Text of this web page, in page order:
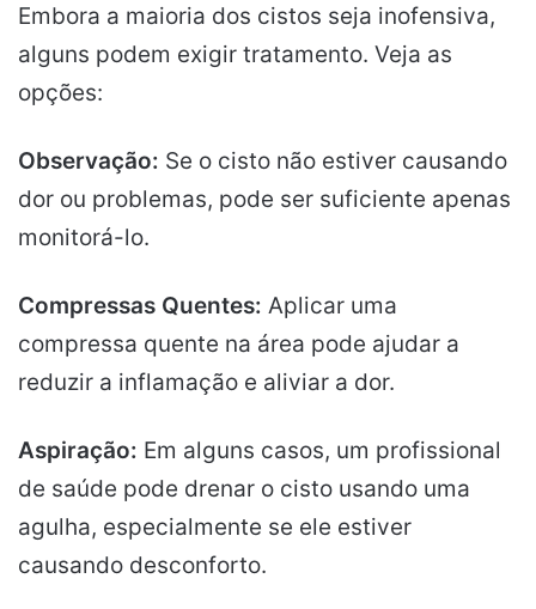
Embora a maioria dos cistos seja inofensiva,
alguns podem exigir tratamento. Veja as
opções:
Observação: Se o cisto não estiver causando
dor ou problemas, pode ser suficiente apenas
monitorá-lo.
Compressas Quentes: Aplicar uma
compressa quente na área pode ajudar a
reduzir a inflamação e aliviar a dor.
Aspiração: Em alguns casos, um profissional
de saúde pode drenar o cisto usando uma
agulha, especialmente se ele estiver
causando desconforto.